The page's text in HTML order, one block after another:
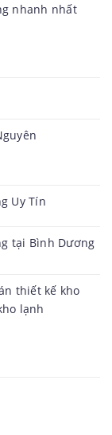
nhanh nhất
Uy Tín
tại Bình Dương
thiết kế kho
lạnh